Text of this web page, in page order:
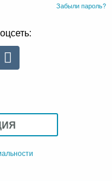
Забыли пароль?